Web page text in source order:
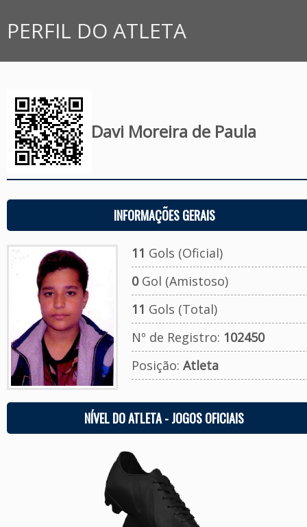
PERFIL DO ATLETA
Davi Moreira de Paula
INFORMAÇÕES GERAIS
11 Gols (Oficial)
0Gol (Amistoso)
11 Gols (Total)
Nº de Registro: 102450
Posição: Atleta
NÍVEL DO ATLETA - JOGOS OFICIAIS